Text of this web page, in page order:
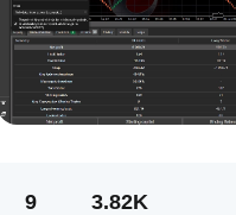
9 3.82K